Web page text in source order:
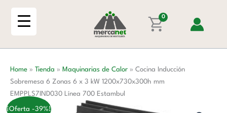
0
Home » Tienda » Maquinarias de Calor » Cocina Inducción
Sobremesa 6 Zonas 6 x 3 kW 1200x730x300h mm
EMPPLS7IND030 Línea 700 Estambul
¡Oferta -39%!
Zonas
6
x
kW
1200x730x300h
mm
EMPPLS7IND030